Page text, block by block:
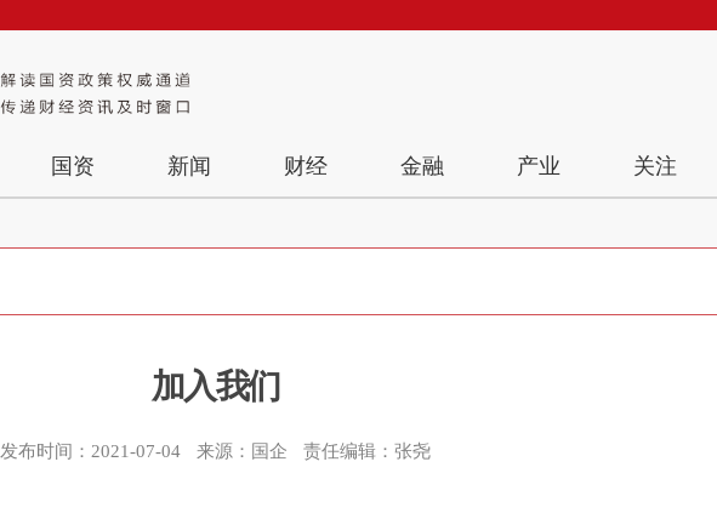
国资 新闻 财经 金融 产业 关注
加入我们
发布时间：2021-07-04 来源：国企 责任编辑：张尧